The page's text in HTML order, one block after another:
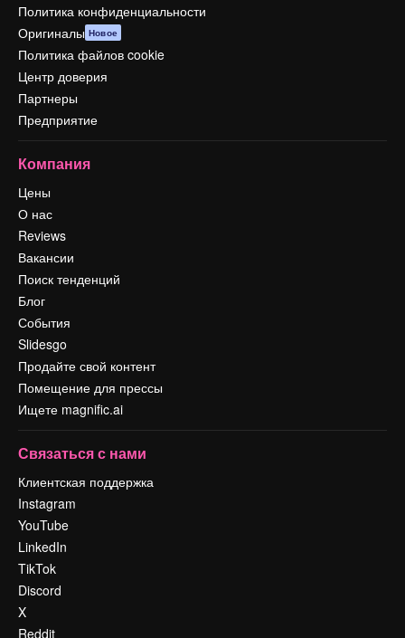
Политика конфиденциальности
Оригиналы Новое
Политика файлов cookie
Центр доверия
Партнеры
Предприятие
Компания
Цены
О нас
Reviews
Вакансии
Поиск тенденций
Блог
События
Slidesgo
Продайте свой контент
Помещение для прессы
Ищете magnific.ai
Связаться с нами
Клиентская поддержка
Instagram
YouTube
LinkedIn
TikTok
Discord
X
Reddit